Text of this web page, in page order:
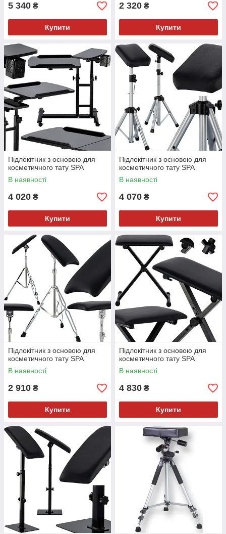
5 340 ₴
Купити
2 320 ₴
Купити
Підлокітник з основою для
косметичного тату SPA
В наявності
4 020 ₴
Купити
Підлокітник з основою для
косметичного тату SPA
В наявності
4 070 ₴
Купити
Підлокітник з основою для
косметичного тату SPA
В наявності
2 910 ₴
Купити
Підлокітник з основою для
косметичного тату SPA
В наявності
4 830 ₴
Купити